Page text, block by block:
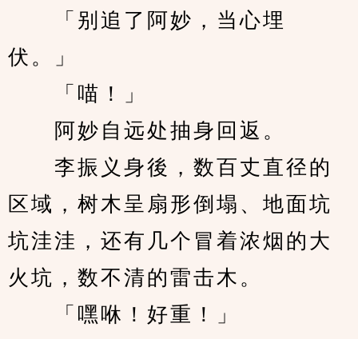
「别追了阿妙，当心埋
伏。」
「喵！」
阿妙自远处抽身回返。
李振义身後，数百丈直径的
区域，树木呈扇形倒塌、地面坑
坑洼洼，还有几个冒着浓烟的大
火坑，数不清的雷击木。
「嘿咻！好重！」